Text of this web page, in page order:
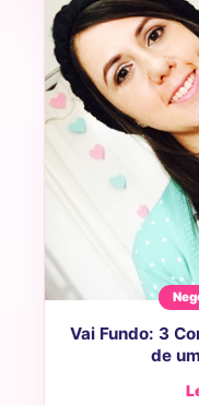
Vai Fundo: 3
de